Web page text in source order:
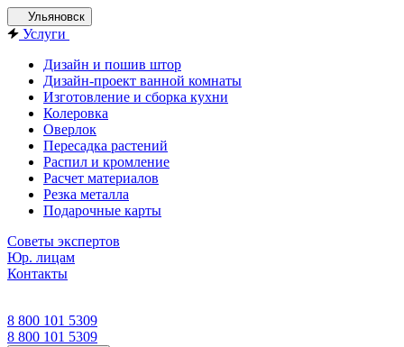
Ульяновск
Услуги
Дизайн и пошив штор
Дизайн-проект ванной комнаты
Изготовление и сборка кухни
Колеровка
Оверлок
Пересадка растений
Распил и кромление
Расчет материалов
Резка металла
Подарочные карты
Советы экспертов
Юр. лицам
Контакты
8 800 101 5309
8 800 101 5309